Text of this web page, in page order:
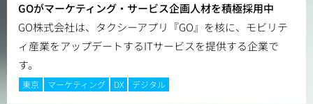
GOがマーケティング・サービス企画人材を積極採用中
GO株式会社は、タクシーアプリ『GO』を核に、モビリテ
ィ産業をアップデートするITサービスを提供する企業で
す。
東京 マーケティング DX デジタル